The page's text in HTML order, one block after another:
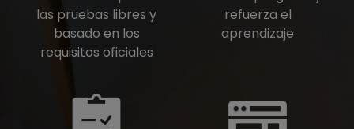
las pruebas libres y
basado en los
requisitos oficiales
refuerza el
aprendizaje